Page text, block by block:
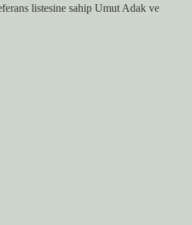
listesine sahip Umut Adak ve